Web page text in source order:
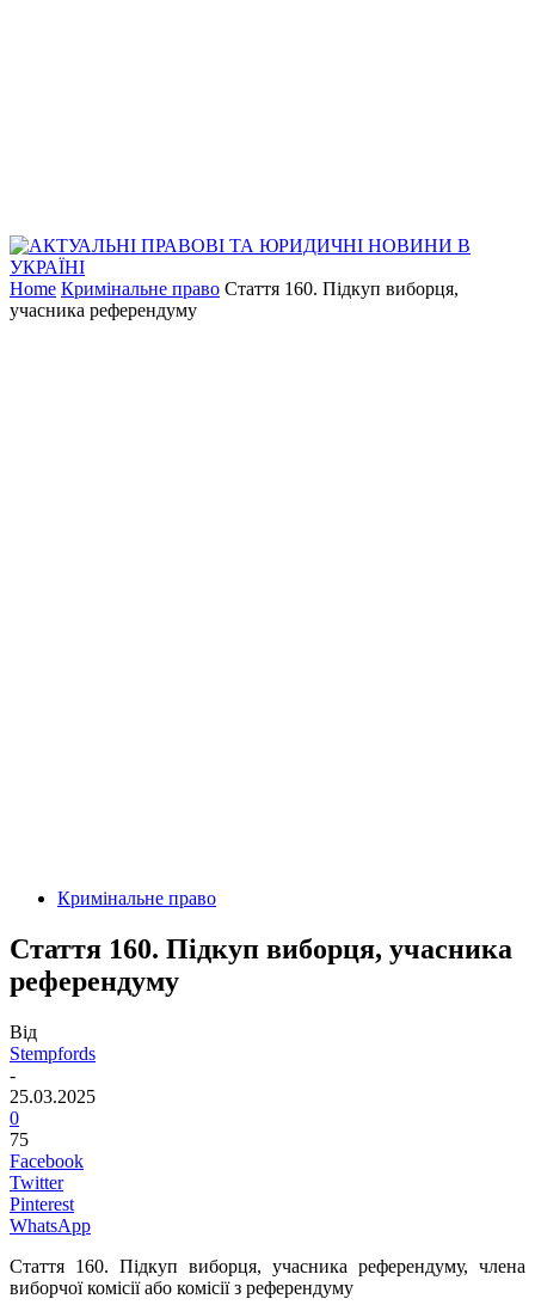
Home Кримінальне право Стаття 160. Підкуп виборця,
учасника референдуму
Кримінальне право
Стаття 160. Підкуп виборця, учасника
референдуму
Від
Stempfords
-
25.03.2025
0
75
Facebook
Twitter
Pinterest
WhatsApp
Стаття 160. Підкуп виборця, учасника референдуму, члена
виборчої комісії або комісії з референдуму